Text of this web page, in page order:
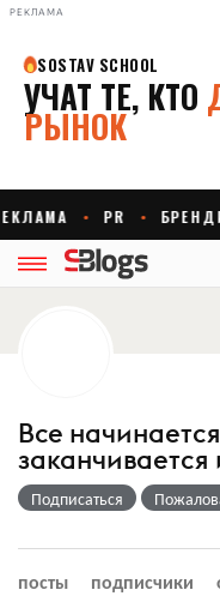
РЕКЛАМА
Все
заканчивается
Подписаться
посты подписчики